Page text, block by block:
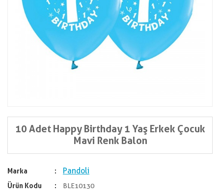
10 Adet Happy Birthday 1 Yaş Erkek Çocuk
Mavi Renk Balon
Marka Pandoli
Ürün Kodu
BLE10130